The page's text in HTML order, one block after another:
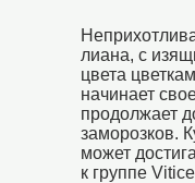
лиана, с
цвета
начинает
продолжает
заморозков.
может
к группе